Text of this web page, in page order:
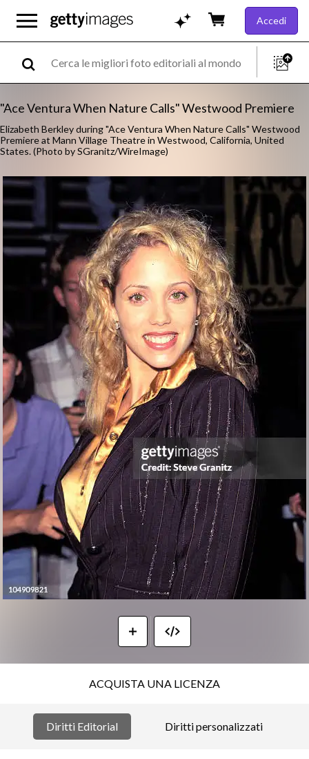
Accedi
"Ace Ventura When Nature Calls" Westwood Premiere
Elizabeth Berkley during "Ace Ventura When Nature Calls" Westwood
Premiere at Mann Village Theatre in Westwood, California, United
States. (Photo by SGranitz/WireImage)
ACQUISTA UNA LICENZA
Diritti Editorial Diritti personalizzati